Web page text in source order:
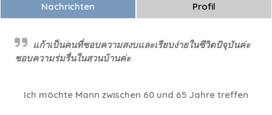
Nachrichten Profil
แก้าเป็นคนที่ชอบความสงบและเรียบง่ายในซีวิตปัจุบันค่ะ
ชอบความร่มรื่นในสวนบ้านค่ะ
Ich möchte Mann zwischen 60 und 65 Jahre treffen